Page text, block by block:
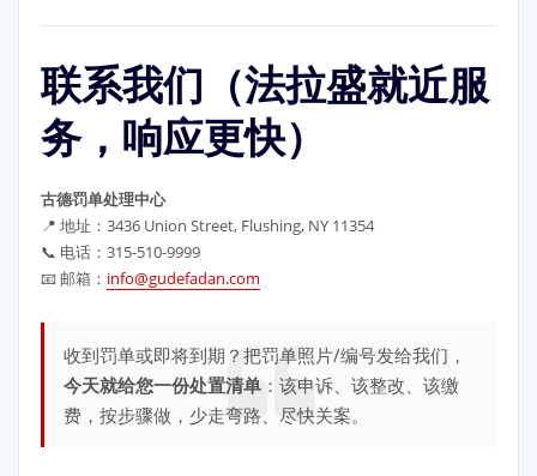
联系我们（法拉盛就近服
务，响应更快）
古德罚单处理中心
📍 地址：3436 Union Street, Flushing, NY 11354
📞 电话：315-510-9999
📧 邮箱： info@gudefadan.com
收到罚单或即将到期？把罚单照片/编号发给我们，
今天就给您一份处置清单 ：该申诉、该整改、该缴
费，按步骤做，少走弯路、尽快关案。